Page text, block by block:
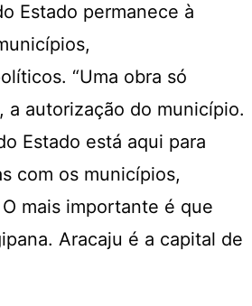
Estado permanece à
“Uma obra só
autorização do município.
Estado está aqui para
com os municípios,
mais importante é que
Aracaju é a capital de